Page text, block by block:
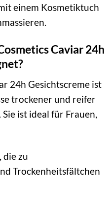
einem Kosmetiktuch
Caviar 24h
24h Gesichtscreme ist
trockener und reifer
ist ideal für Frauen,
die zu
Trockenheitsfältchen